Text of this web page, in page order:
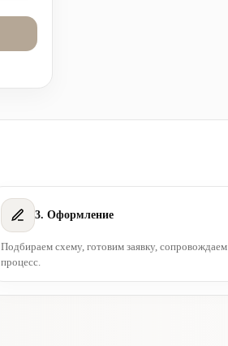
3. Оформление
Подбираем схему, готовим заявку, сопровождаем
процесс.